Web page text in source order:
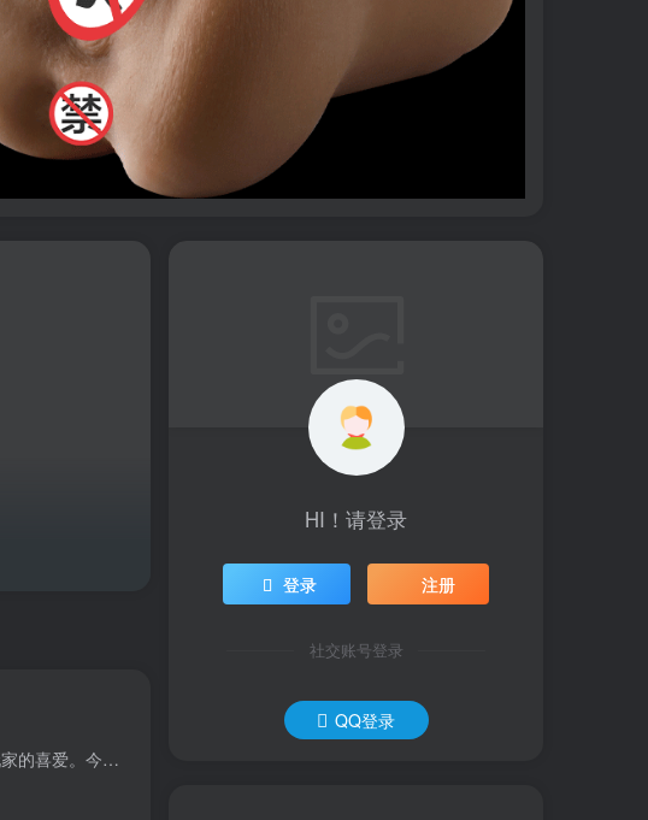
在国产众多飞机杯品牌中，大魔王一直以其独特的设计和优质的体验受到众多玩家的喜爱。今天，器具大师就来为大家深度剖析大魔王AYA女神Very Soft这款飞机杯，从材质、设计到使用体验，全方位为你...
HI！请登录
登录 注册
社交账号登录
QQ登录